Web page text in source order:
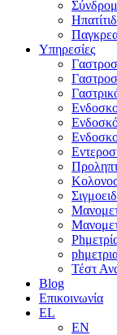
Υπηρεσίες
Τέστ
Blog
Επικοινωνία
EL
EN